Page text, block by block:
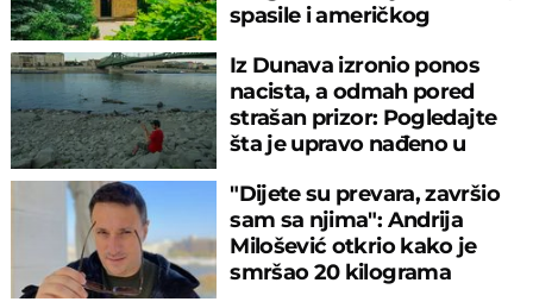
spasile i američkog
Iz Dunava izronio ponos
nacista, a odmah pored
strašan prizor: Pogledajte
šta je upravo nađeno u
"Dijete su prevara, završio
sam sa njima": Andrija
Milošević otkrio kako je
smršao 20 kilograma